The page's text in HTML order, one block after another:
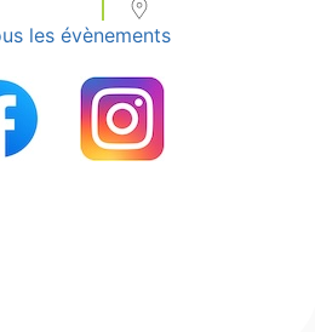
les évènements